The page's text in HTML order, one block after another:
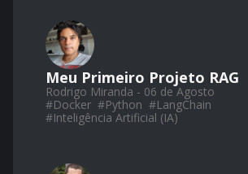
Meu Primeiro Projeto RAG
Rodrigo Miranda - 06 de Agosto
#Docker #Python #LangChain
#Inteligência Artificial (IA)